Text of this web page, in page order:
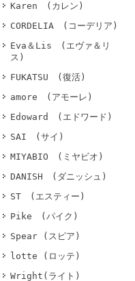
Karen (カレン)
CORDELIA (コーデリア)
Eva＆Lis (エヴァ＆リ
ス)
FUKATSU (復活)
amore (アモーレ)
Edoward (エドワード)
SAI (サイ)
MIYABIO (ミヤビオ)
DANISH (ダニッシュ)
ST (エスティー)
Pike (パイク)
Spear (スピア)
lotte (ロッテ)
Wright(ライト)